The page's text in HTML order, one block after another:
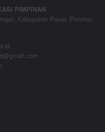
PIMPINAN
Kabupaten Paser, Provinsi